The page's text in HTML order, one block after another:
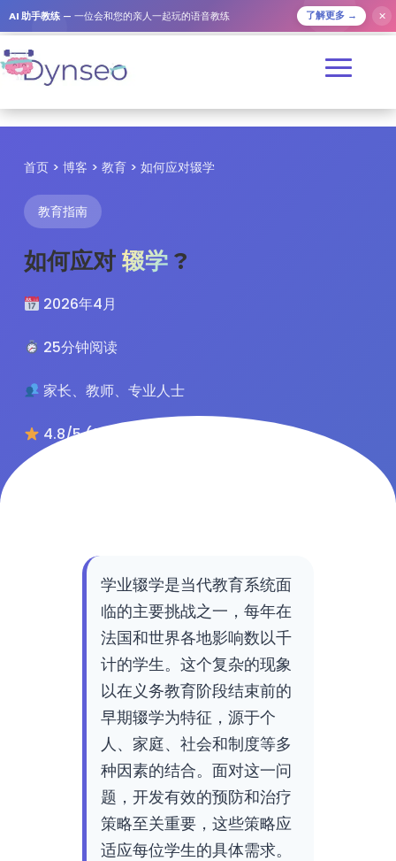
AI 助手教练 — 一位会和您的亲人一起玩的语音教练 了解更多 → ✕
首页 > 博客 > 教育 > 如何应对辍学
教育指南
如何应对 辍学 ?
2026年4月
25分钟阅读
家长、教师、专业人士
4.8/5 (284条评论)
学业辍学是当代教育系统面
临的主要挑战之一，每年在
法国和世界各地影响数以千
计的学生。这个复杂的现象
以在义务教育阶段结束前的
早期辍学为特征，源于个
人、家庭、社会和制度等多
种因素的结合。面对这一问
题，开发有效的预防和治疗
策略至关重要，这些策略应
适应每位学生的具体需求。